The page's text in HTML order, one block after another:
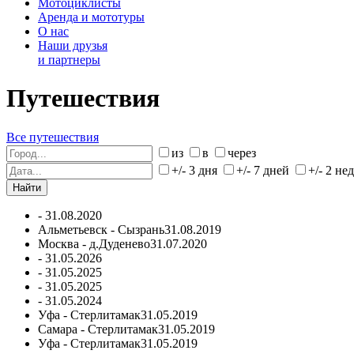
Мотоциклисты
Аренда и мототуры
О нас
Наши друзья
и партнеры
Путешествия
Все путешествия
из
в
через
+/- 3 дня
+/- 7 дней +/- 2
- 31.08.2020
Альметьевск - Сызрань31.08.2019
Москва - д.Дуденево31.07.2020
- 31.05.2026
- 31.05.2025
- 31.05.2025
- 31.05.2024
Уфа - Стерлитамак31.05.2019
Самара - Стерлитамак31.05.2019
Уфа - Стерлитамак31.05.2019